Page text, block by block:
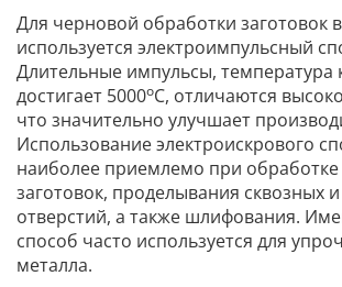
Для черновой обработки заготовок
используется электроимпульсный
Длительные импульсы, температура
достигает 5000оС, отличаются
что значительно улучшает
Использование электроискрового
наиболее приемлемо при
заготовок, проделывания сквозных и
отверстий, а также шлифования.
способ часто используется для
металла.